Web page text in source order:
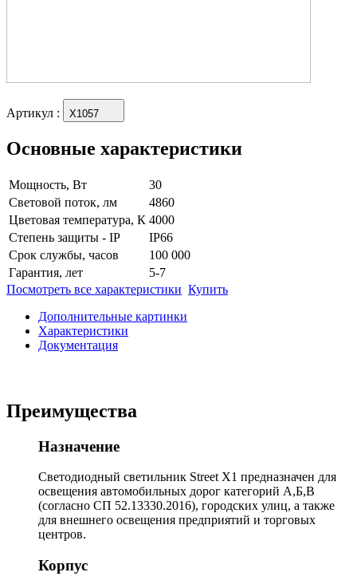
Артикул : X1057
Основные характеристики
Мощность, Вт
30
Световой поток, лм
4860
Цветовая температура, К 4000
Степень защиты - IP
IP66
Срок службы, часов
100 000
Гарантия, лет
5-7
Посмотреть все характеристики Купить
Дополнительные картинки
Характеристики
Документация
Преимущества
Назначение
Светодиодный светильник Street X1 предназначен для
освещения автомобильных дорог категорий А,Б,В
(согласно СП 52.13330.2016), городских улиц, а также
для внешнего освещения предприятий и торговых
центров.
Корпус